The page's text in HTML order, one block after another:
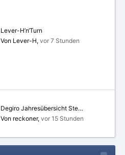
Lever-H’n‘Turn
Von Lever-H vor 7 Stunden
Degiro Jahresübersicht Ste…
Von reckoner vor 15 Stunden